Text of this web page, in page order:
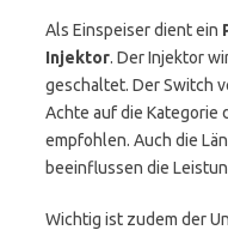
Als Einspeiser dient ein
Injektor. Der Injektor
geschaltet. Der Switch
Achte auf die Kategorie
empfohlen. Auch die
beeinflussen die
Wichtig ist zudem der